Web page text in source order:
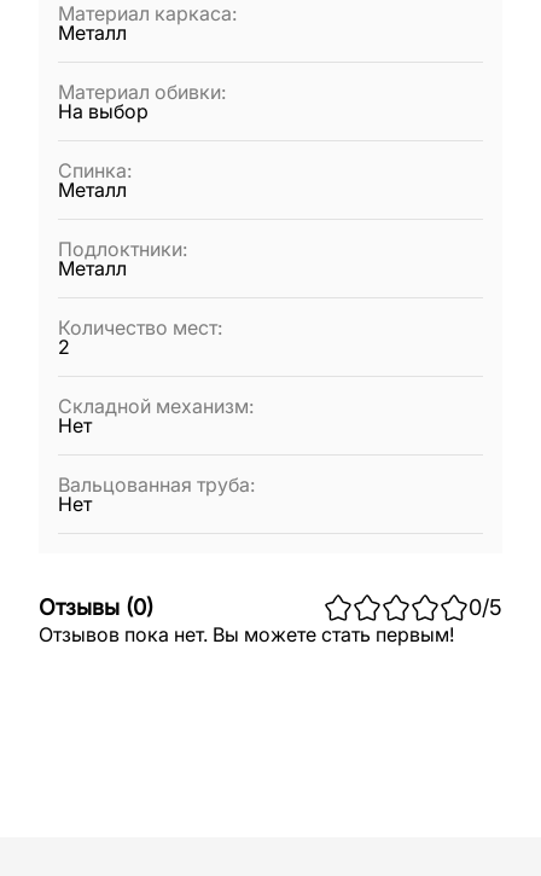
Материал каркаса:
Металл
Материал обивки:
На выбор
Спинка:
Металл
Подлоктники:
Металл
Количество мест:
2
Складной механизм:
Нет
Вальцованная труба:
Нет
Отзывы (0) 0/5
Отзывов пока нет. Вы можете стать первым!